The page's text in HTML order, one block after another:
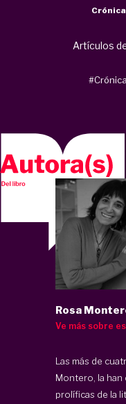
Crónica
Artículos
#Crónica
Rosa
Ve más sobre
Las más de
Montero, la han
prolíficas de la